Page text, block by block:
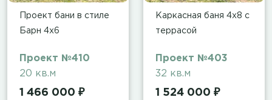
Проект бани в стиле
Барн 4х6
Проект №410
20 кв.м
1 466 000 ₽
Каркасная баня 4х8 с
террасой
Проект №403
32 кв.м
1 524 000 ₽